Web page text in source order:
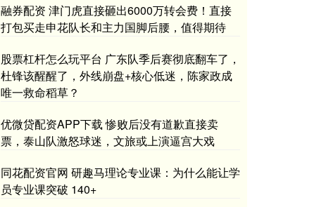
融券配资 津门虎直接砸出6000万转会费！直接
打包买走申花队长和主力国脚后腰，值得期待
股票杠杆怎么玩平台 广东队季后赛彻底翻车了，
杜锋该醒醒了，外线崩盘+核心低迷，陈家政成
唯一救命稻草？
优微贷配资APP下载 惨败后没有道歉直接卖
票，泰山队激怒球迷，文旅或上演逼宫大戏
同花配资官网 研趣马理论专业课：为什么能让学
员专业课突破 140+